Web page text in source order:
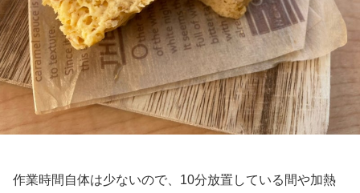
作業時間自体は少ないので、10分放置している間や加熱